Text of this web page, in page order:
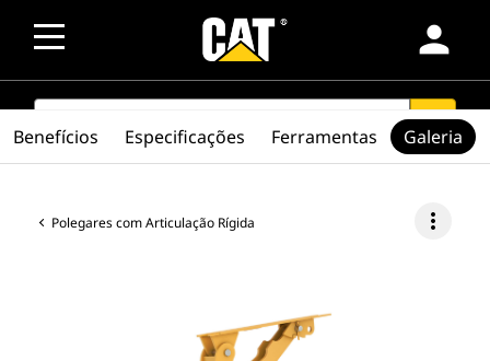
person
SEARCH search
Polegares com Articulação Rígida more_vert
Benefícios Especificações Ferramentas Galeria